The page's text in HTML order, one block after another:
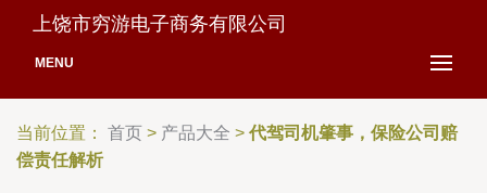
上饶市穷游电子商务有限公司
MENU
当前位置： 首页 > 产品大全 > 代驾司机肇事，保险公司赔
偿责任解析